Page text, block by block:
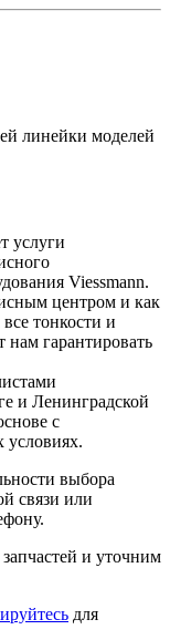
линейки моделей
услуги
Viessmann.
центром и как
тонкости и
нам гарантировать
и Ленинградской
с
условиях.
выбора
связи или
и уточним
для